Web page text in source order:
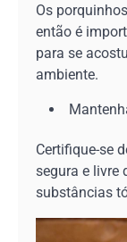
Os
então é
para se
ambiente.
Certifique-se
segura e livre
substâncias